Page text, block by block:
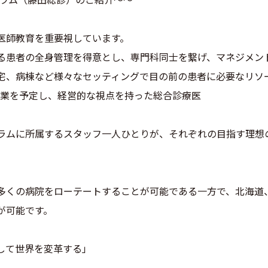
教育を重要視しています。
者の全身管理を得意とし、専門科同士を繋げ、マネジメ
病棟など様々なセッティングで目の前の患者に必要なリ
を予定し、経営的な視点を持った総合診療医
に所属するスタッフ一人ひとりが、それぞれの目指す理
の病院をローテートすることが可能である一方で、北海
能です。
世界を変革する」